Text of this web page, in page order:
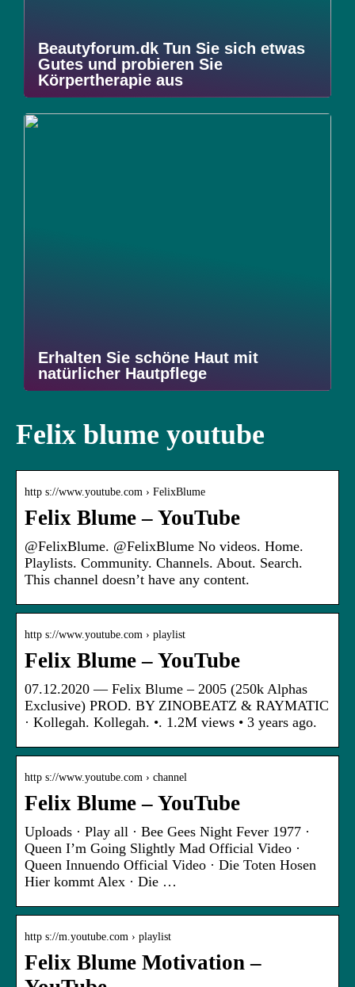
Beautyforum.dk Tun Sie sich etwas
Gutes und probieren Sie
Körpertherapie aus
Erhalten Sie schöne Haut mit
natürlicher Hautpflege
Felix blume youtube
http s://www.youtube.com › FelixBlume
Felix Blume – YouTube
@FelixBlume. @FelixBlume No videos. Home.
Playlists. Community. Channels. About. Search.
This channel doesn’t have any content.
http s://www.youtube.com › playlist
Felix Blume – YouTube
07.12.2020 — Felix Blume – 2005 (250k Alphas
Exclusive) PROD. BY ZINOBEATZ & RAYMATIC
· Kollegah. Kollegah. •. 1.2M views • 3 years ago.
http s://www.youtube.com › channel
Felix Blume – YouTube
Uploads · Play all · Bee Gees Night Fever 1977 ·
Queen I’m Going Slightly Mad Official Video ·
Queen Innuendo Official Video · Die Toten Hosen
Hier kommt Alex · Die …
http s://m.youtube.com › playlist
Felix Blume Motivation –